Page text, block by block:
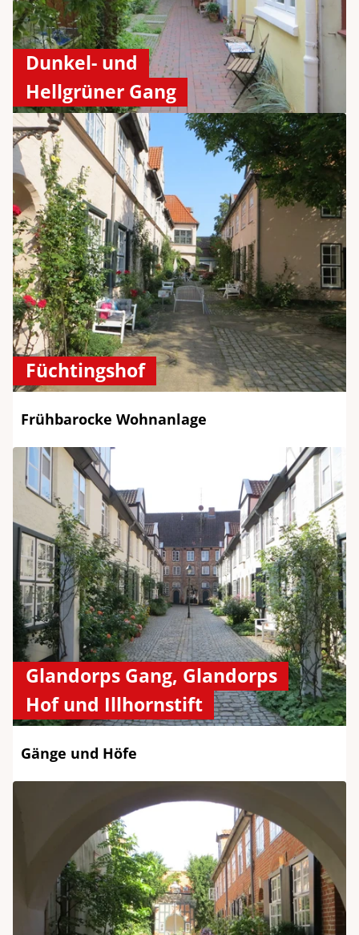
Dunkel- und
Hellgrüner Gang
Füchtingshof
Frühbarocke Wohnanlage
Glandorps Gang, Glandorps
Hof und Illhornstift
Gänge und Höfe